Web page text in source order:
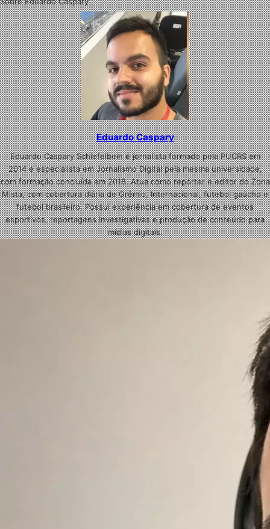
Eduardo Caspary
Eduardo Caspary Schiefelbein é jornalista formado pela PUCRS em
2014 e especialista em Jornalismo Digital pela mesma universidade,
com formação concluída em 2018. Atua como repórter e editor do Zona
Mista, com cobertura diária de Grêmio, Internacional, futebol gaúcho e
futebol brasileiro. Possui experiência em cobertura de eventos
esportivos, reportagens investigativas e produção de conteúdo para
mídias digitais.